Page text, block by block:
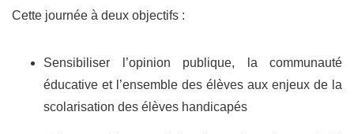
Cette journée à deux objectifs :
Sensibiliser l’opinion publique, la communauté
éducative et l’ensemble des élèves aux enjeux de la
scolarisation des élèves handicapés